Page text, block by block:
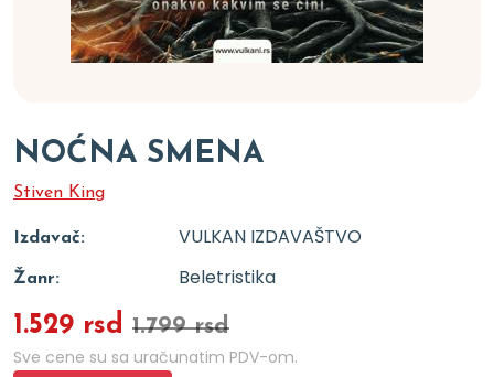
NOĆNA SMENA
Stiven King
Izdavač: VULKAN IZDAVAŠTVO
Žanr: Beletristika
1.529 rsd 1.799 rsd
Sve cene su sa uračunatim PDV-om.